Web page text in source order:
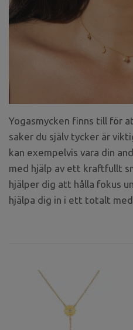
Yogasmycken finns till för
saker du själv tycker är
kan exempelvis vara din
med hjälp av ett kraftfullt
hjälper dig att hålla fokus
hjälpa dig in i ett totalt